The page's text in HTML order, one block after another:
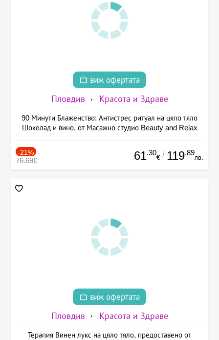
виж офертата
Пловдив Красота и Здраве
90 Минути Блаженство: Антистрес ритуал на цяло тяло
Шоколад и вино, от Масажно студио Beauty and Relax
-21%
76.69€ 61.30
€ / 119.89
лв.
виж офертата
Пловдив Красота и Здраве
Терапия Винен лукс на цяло тяло, предоставено от